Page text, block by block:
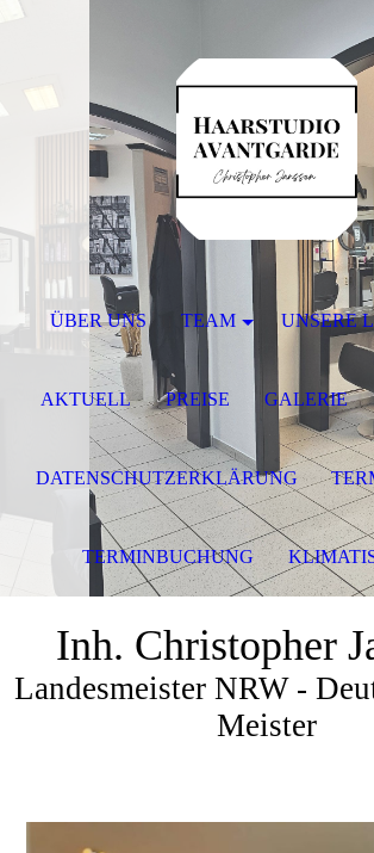
Inh. Christopher
Landesmeister NRW -
Meister
ÜBER UNS TEAM UNSERE
AKTUELL PREISE GALERIE
DATENSCHUTZERKLÄRUNG
TERMINBUCHUNG